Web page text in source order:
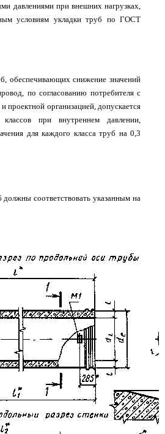
давлениями при внешних нагрузках,
условиям укладки труб по ГОСТ
обеспечивающих снижение значений
по согласованию потребителя с
проектной организацией, допускается
при внутреннем давлении,
для каждого класса труб на 0,3
соответствовать указанным на